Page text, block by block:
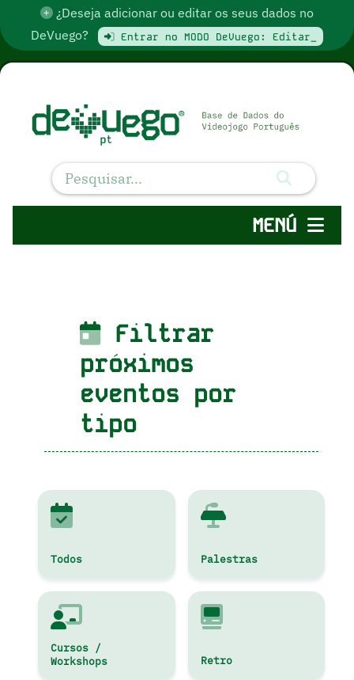
¿Deseja adicionar ou editar os seus dados no
DeVuego?
Entrar no MODO DeVuego: Editar_
MENÚ
Filtrar
próximos
eventos por
tipo
Todos Palestras
Cursos /
Workshops
Retro